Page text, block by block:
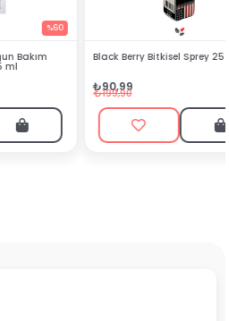
Black Berry Bitkisel Sprey 25 ml